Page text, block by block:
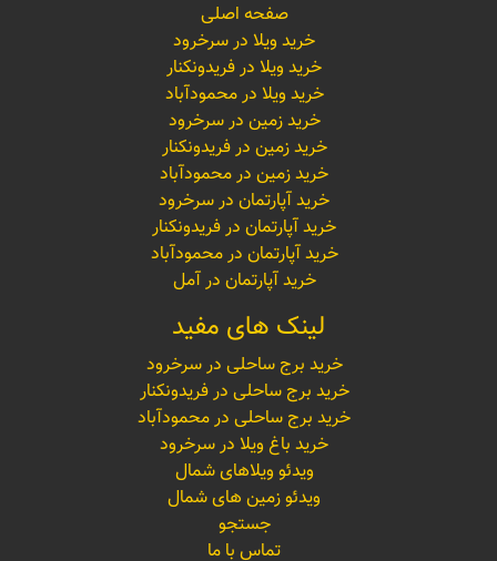
صفحه اصلی
خرید ویلا در سرخرود
خرید ویلا در فریدونکنار
خرید ویلا در محمودآباد
خرید زمین در سرخرود
خرید زمین در فریدونکنار
خرید زمین در محمودآباد
خرید آپارتمان در سرخرود
خرید آپارتمان در فریدونکنار
خرید آپارتمان در محمودآباد
خرید آپارتمان در آمل
لینک های مفید
خرید برج ساحلی در سرخرود
خرید برج ساحلی در فریدونکنار
خرید برج ساحلی در محمودآباد
خرید باغ ویلا در سرخرود
ویدئو ویلاهای شمال
ویدئو زمین های شمال
جستجو
تماس با ما